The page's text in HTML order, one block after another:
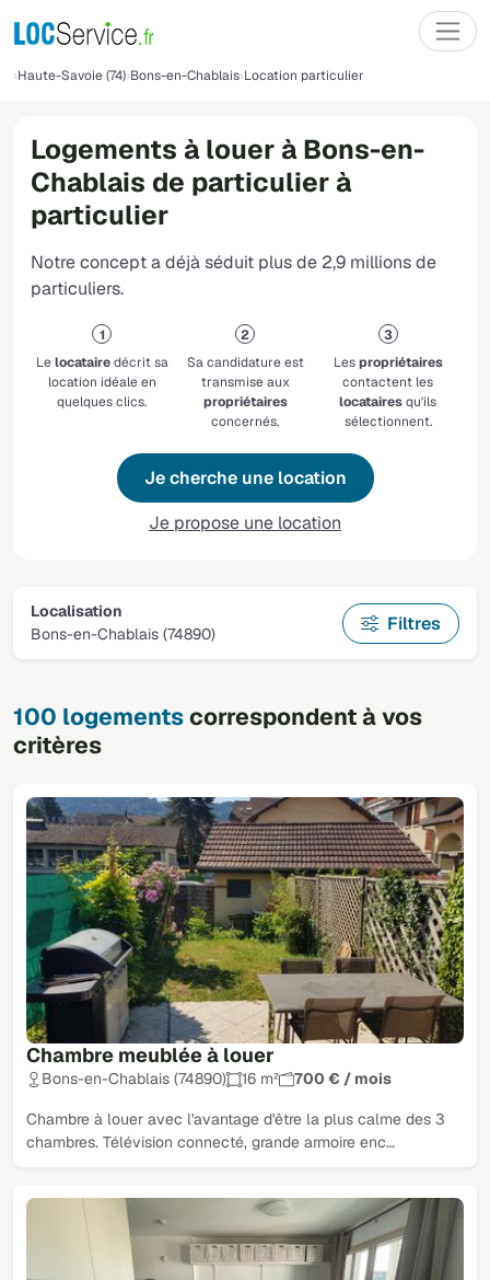
Haute-Savoie (74) Bons-en-Chablais Location particulier
Logements à louer à Bons-en-
Chablais de particulier à
particulier
Notre concept a déjà séduit plus de 2,9 millions de
particuliers.
Lelocatairedécrit sa
location idéale en
quelques clics.
Sa candidature est
transmise aux
propriétaires
concernés.
Lespropriétaires
contactent les
locatairesqu'ils
sélectionnent.
Je cherche une location
Je propose une location
Localisation
Bons-en-Chablais (74890)
Filtres
100 logementscorrespondent à vos
critères
Chambre meublée à louer
Bons-en-Chablais (74890) 16 m² 700 € / mois
Chambre à louer avec l'avantage d'être la plus calme des 3
chambres. Télévision connecté, grande armoire enc…